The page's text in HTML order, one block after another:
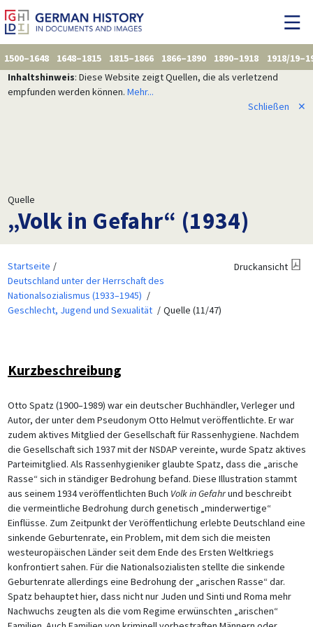
1500–1648 1648–1815 1815–1866 1866–1890 1890–1918
1918/
Inhaltshinweis: Diese Website zeigt Quellen, die als verletzend
empfunden werden können. Mehr...
Schließen
✕
Quelle
„Volk in Gefahr“ (1934)
Startseite
Deutschland unter der Herrschaft des
Nationalsozialismus (1933–1945)
Geschlecht, Jugend und Sexualität
Quelle (11/47)
Druckansicht
Kurzbeschreibung
Otto Spatz (1900–1989) war ein deutscher Buchhändler, Verleger und
Autor, der unter dem Pseudonym Otto Helmut veröffentlichte. Er war
zudem aktives Mitglied der Gesellschaft für Rassenhygiene. Nachdem
die Gesellschaft sich 1937 mit der NSDAP vereinte, wurde Spatz aktives
Parteimitglied. Als Rassenhygieniker glaubte Spatz, dass die „arische
Rasse“ sich in ständiger Bedrohung befand. Diese Illustration stammt
aus seinem 1934 veröffentlichten Buch Volk in Gefahrund beschreibt
die vermeintliche Bedrohung durch genetisch „minderwertige“
Einflüsse. Zum Zeitpunkt der Veröffentlichung erlebte Deutschland eine
sinkende Geburtenrate, ein Problem, mit dem sich die meisten
westeuropäischen Länder seit dem Ende des Ersten Weltkriegs
konfrontiert sahen. Für die Nationalsozialisten stellte die sinkende
Geburtenrate allerdings eine Bedrohung der „arischen Rasse“ dar.
Spatz behauptet hier, dass nicht nur Juden und Sinti und Roma mehr
Nachwuchs zeugten als die vom Regime erwünschten „arischen“